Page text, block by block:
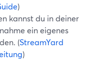
)
kannst du in deiner
ein eigenes
(StreamYard
)